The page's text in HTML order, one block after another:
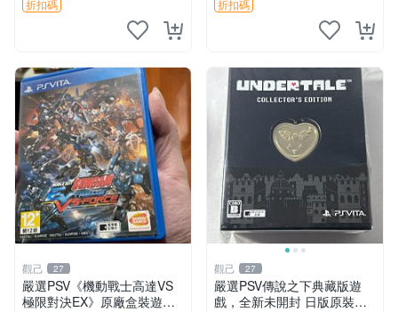
盒 此機適合 PSV玩家
折扣碼
帶 游戲 遊戲
折扣碼
觀己 27
嚴選PSV《機動戰士高達VS
極限對決EX》原廠盒裝遊
觀己 27
嚴選PSV傳說之下典藏版遊
戲，全新未開封 日版原裝現